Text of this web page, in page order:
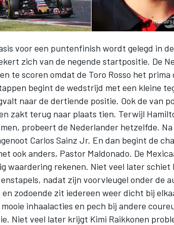
voor een puntenfinish wordt gelegd in
zich van de negende startpositie. De
te scoren omdat de Toro Rosso het
begint de wedstrijd met een kleine
naar de dertiende positie. Ook de van
zakt terug naar plaats tien. Terwijl
probeert de Nederlander hetzelfde.
Carlos Sainz Jr. En dan begint de
ook anders, Pastor Maldonado. De
waardering rekenen. Niet veel later schiet
nadat zijn voorvleugel onder de
en zodoende zit iedereen weer dicht bij
mooie inhaalacties en pech bij andere
Niet veel later krijgt Kimi Raikkonen